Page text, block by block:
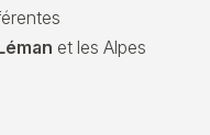
et les Alpes